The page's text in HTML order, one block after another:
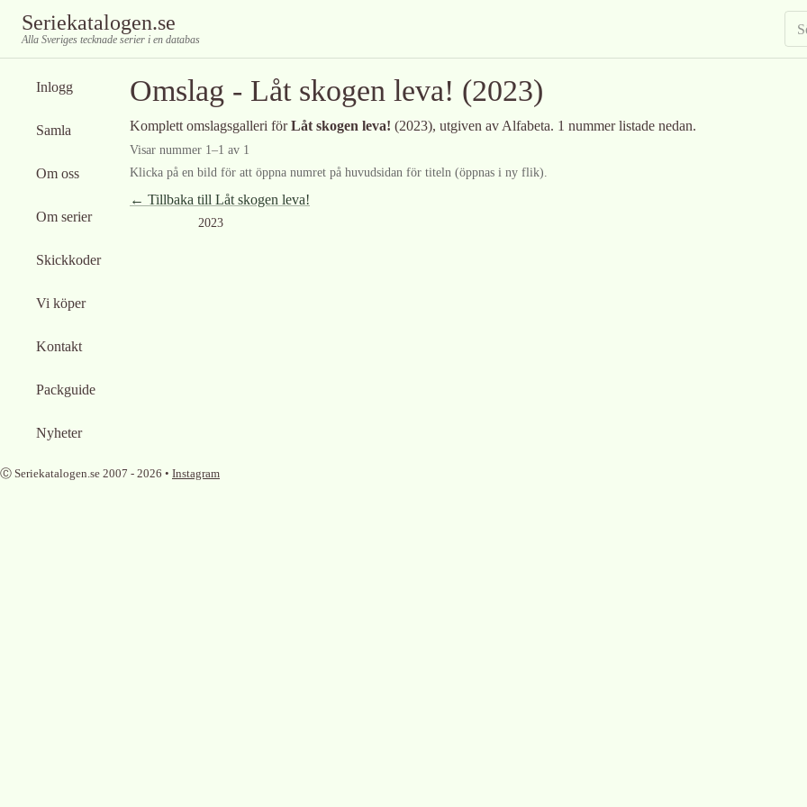
Seriekatalogen.se
Alla Sveriges tecknade serier i en databas
Inlogg
Samla
Om oss
Om serier
Skickkoder
Vi köper
Kontakt
Packguide
Nyheter
Omslag - Låt skogen leva! (2023)
Komplett omslagsgalleri förLåt skogen leva! (2023), utgiven av Alfabeta. 1 nummer listade nedan.
Visar nummer 1–1 av 1
Klicka på en bild för att öppna numret på huvudsidan för titeln (öppnas i ny flik).
← Tillbaka till Låt skogen leva!
2023
Ⓒ Seriekatalogen.se 2007 - 2026 • Instagram